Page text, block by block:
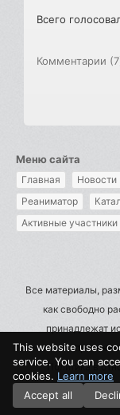
Всего
Комментарии
Меню сайта
Главная Новости
Реаниматор
Активные участники
Все материалы,
как свободно
принадлежат
Политика в
This website uses
service. You can
cookies. Learn more
Accept all